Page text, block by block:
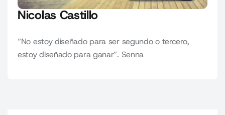
Nicolas Castillo
“No estoy diseñado para ser segundo o tercero,
estoy diseñado para ganar”. Senna